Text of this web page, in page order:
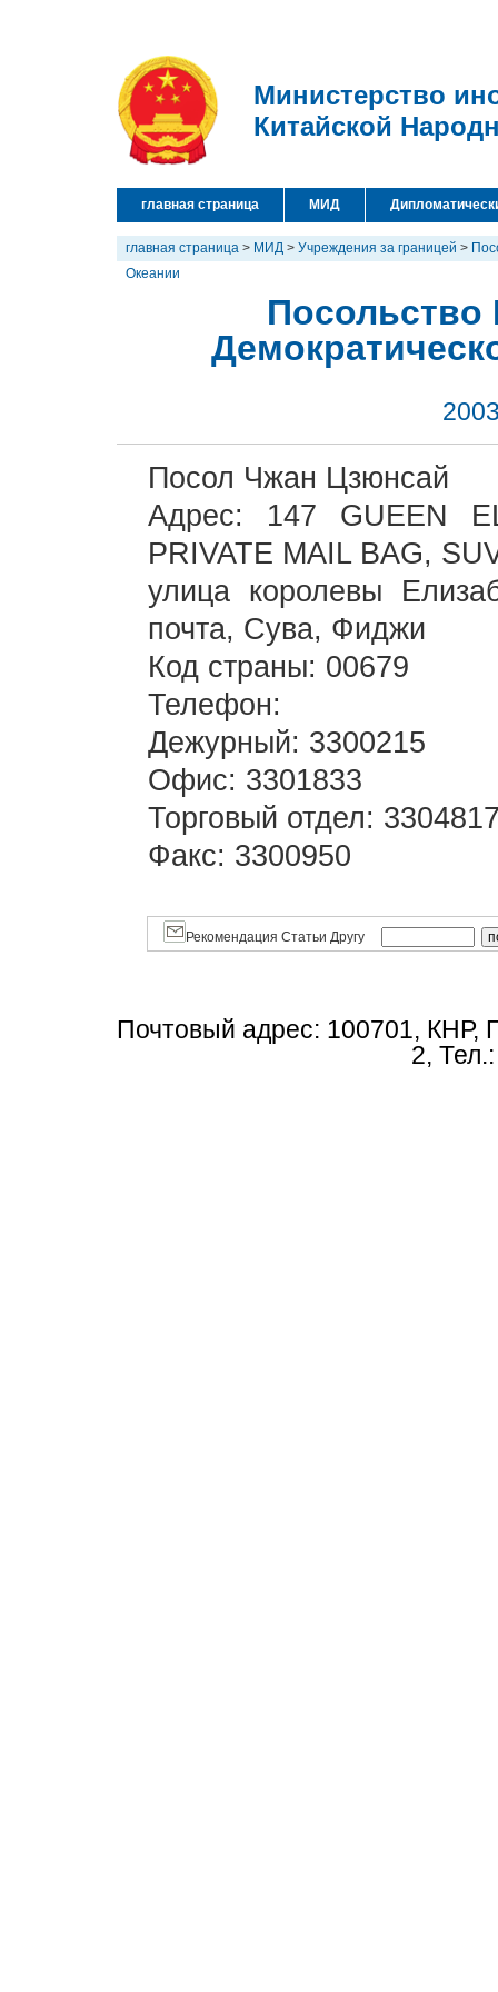
Министерство
Китайской
главная страница МИД
главная страница > МИД > Учреждения за границей >
Океании
Посол Чжан Цзюнсай
Адрес: 147 GUEEN
PRIVATE MAIL BAG,
улица королевы
почта, Сува, Фиджи
Код страны: 00679
Телефон:
Дежурный: 3300215
Офис: 3301833
Торговый отдел:
Факс: 3300950
Рекомендация Статьи Другу
Почтовый адрес: 100701, КНР,
2,